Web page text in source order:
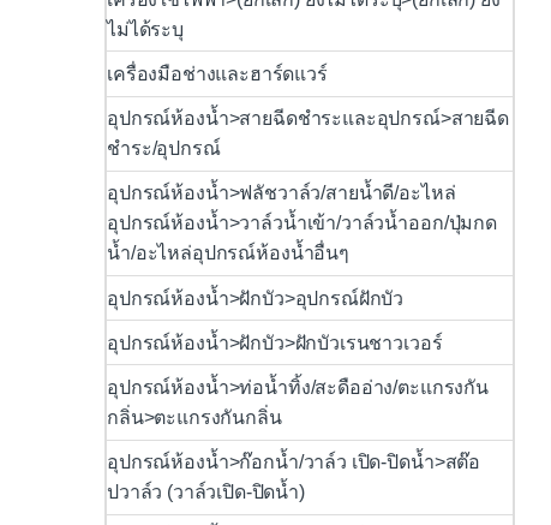
ไม่ได้ระบุ
เครื่องมือช่างและฮาร์ดแวร์
อุปกรณ์ห้องน้ำ>สายฉีดชำระและอุปกรณ์>สายฉีด
ชำระ/อุปกรณ์
อุปกรณ์ห้องน้ำ>ฟลัชวาล์ว/สายน้ำดี/อะไหล่
อุปกรณ์ห้องน้ำ>วาล์วน้ำเข้า/วาล์วน้ำออก/ปุ่มกด
น้ำ/อะไหล่อุปกรณ์ห้องน้ำอื่นๆ
อุปกรณ์ห้องน้ำ>ฝักบัว>อุปกรณ์ฝักบัว
อุปกรณ์ห้องน้ำ>ฝักบัว>ฝักบัวเรนชาวเวอร์
อุปกรณ์ห้องน้ำ>ท่อน้ำทิ้ง/สะดืออ่าง/ตะแกรงกัน
กลิ่น>ตะแกรงกันกลิ่น
อุปกรณ์ห้องน้ำ>ก๊อกน้ำ/วาล์ว เปิด-ปิดน้ำ>สต๊อ
ปวาล์ว (วาล์วเปิด-ปิดน้ำ)